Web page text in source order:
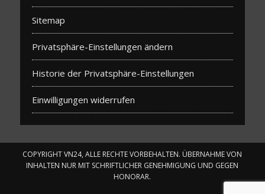
Sitemap
Privatsphäre-Einstellungen ändern
Historie der Privatsphäre-Einstellungen
Einwilligungen widerrufen
COPYRIGHT VN24, ALLE RECHTE VORBEHALTEN. ÜBERNAHME VON
INHALTEN NUR MIT SCHRIFTLICHER GENEHMIGUNG UND GEGEN
HONORAR.